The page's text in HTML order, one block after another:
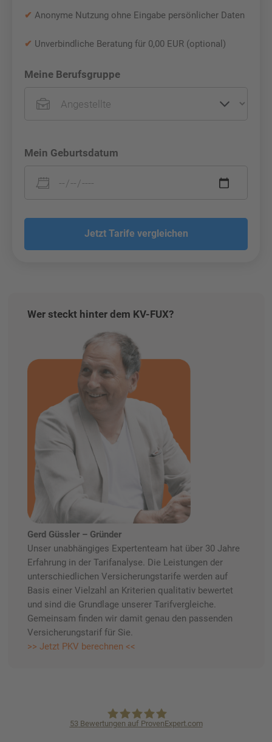
✔ Anonyme Nutzung ohne Eingabe persönlicher Daten
✔ Unverbindliche Beratung für 0,00 EUR (optional)
Meine Berufsgruppe
Mein Geburtsdatum
Jetzt Tarife vergleichen
Wer steckt hinter dem KV-FUX?
Gerd Güssler – Gründer
Unser unabhängiges Expertenteam hat über 30 Jahre
Erfahrung in der Tarifanalyse. Die Leistungen der
unterschiedlichen Versicherungstarife werden auf
Basis einer Vielzahl an Kriterien qualitativ bewertet
und sind die Grundlage unserer Tarifvergleiche.
Gemeinsam finden wir damit genau den passenden
Versicherungstarif für Sie.
>> Jetzt PKV berechnen <<
53 Bewertungen auf ProvenExpert.com